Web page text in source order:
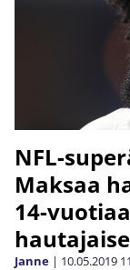
NFL-
Maksaa
14-
Janne | 10.05.2019